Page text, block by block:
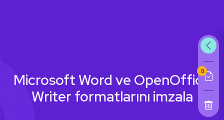
0
Microsoft Word ve OpenOffice
Writer formatlarını imzala